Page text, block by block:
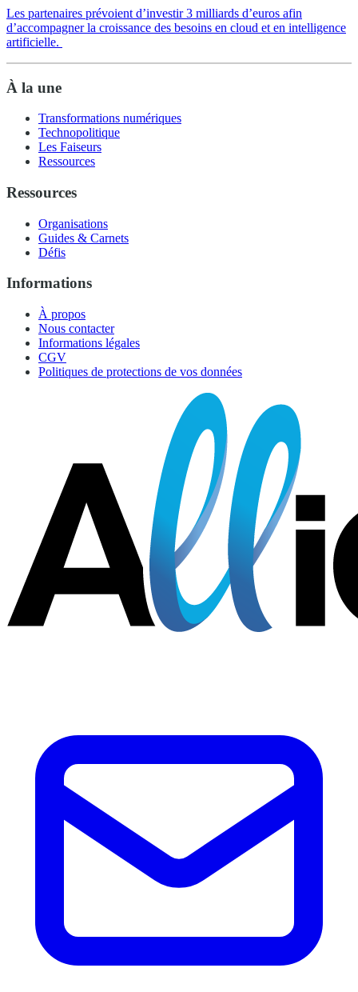
Les partenaires prévoient d’investir 3 milliards d’euros afin
d’accompagner la croissance des besoins en cloud et en intelligence
artificielle.
À la une
Transformations numériques
Technopolitique
Les Faiseurs
Ressources
Ressources
Organisations
Guides & Carnets
Défis
Informations
À propos
Nous contacter
Informations légales
CGV
Politiques de protections de vos données